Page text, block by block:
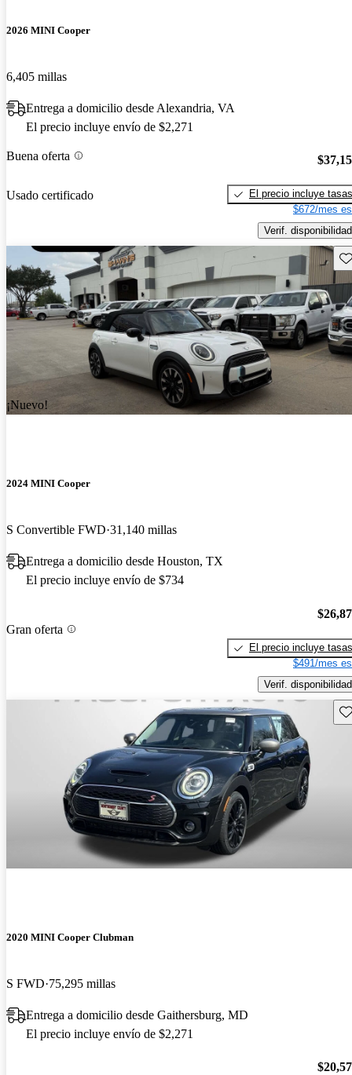
2026 MINI Cooper
6,405 millas
Entrega a domicilio desde Alexandria, VA
El precio incluye envío de $2,271
Buena oferta
Usado certificado
El precio incluye tasas
$672/mes
Verif. disponibilidad
¡Nuevo!
2024 MINI Cooper
S Convertible FWD 31,140 millas
Entrega a domicilio desde Houston, TX
El precio incluye envío de $734
Gran oferta
El precio incluye tasas
$491/mes
Verif. disponibilidad
2020 MINI Cooper Clubman
S FWD 75,295 millas
Entrega a domicilio desde Gaithersburg, MD
El precio incluye envío de $2,271